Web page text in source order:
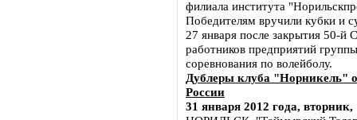
филиала института
Победителям вручили кубки и
27 января после закрытия 50-й
работников предприятий
соревнования по волейболу.
Дублеры клуба "Норникель"
России
31 января 2012 года, вторник,